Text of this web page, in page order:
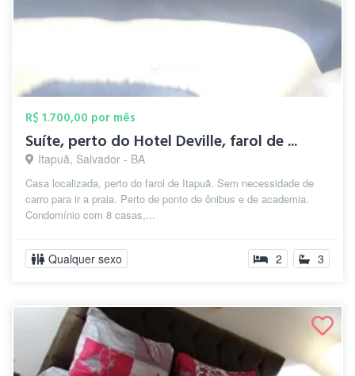
R$ 1.700,00 por mês
Suíte, perto do Hotel Deville, farol de ...
Itapuã, Salvador - BA
Casa localizada, perto do farol de Itapuã. Sem necessidade de
carro para ir a praia. Perto de ponto de ônibus e de academia.
Condomínio com 8 casas,...
Qualquer sexo 2 3